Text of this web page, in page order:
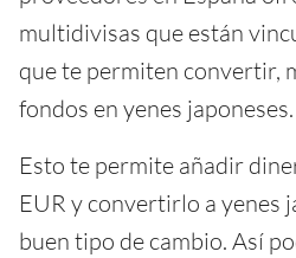
multidivisas que están
que te permiten convertir,
fondos en yenes japoneses.
Esto te permite añadir
EUR y convertirlo a yenes
buen tipo de cambio. Así